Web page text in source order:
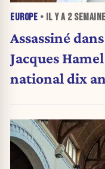
EUROPE • IL Y A 2
Assassiné
Jacques
national dix